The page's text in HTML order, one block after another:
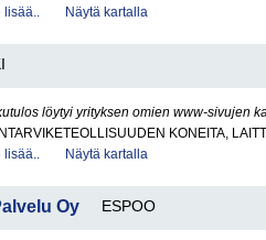
lisää..
Näytä kartalla
löytyi yrityksen omien www-sivujen
KONEITA,
lisää..
Näytä kartalla
Oy ESPOO